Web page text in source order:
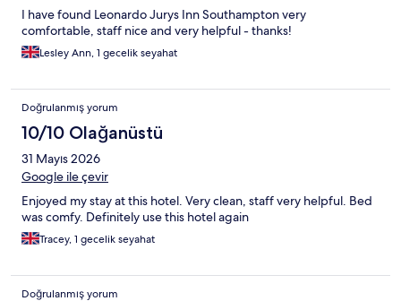
I have found Leonardo Jurys Inn Southampton very
comfortable, staff nice and very helpful - thanks!
Lesley Ann, 1 gecelik seyahat
Doğrulanmış yorum
10/10 Olağanüstü
31 Mayıs 2026
Google ile çevir
Enjoyed my stay at this hotel. Very clean, staff very helpful. Bed
was comfy. Definitely use this hotel again
Tracey, 1 gecelik seyahat
Doğrulanmış yorum